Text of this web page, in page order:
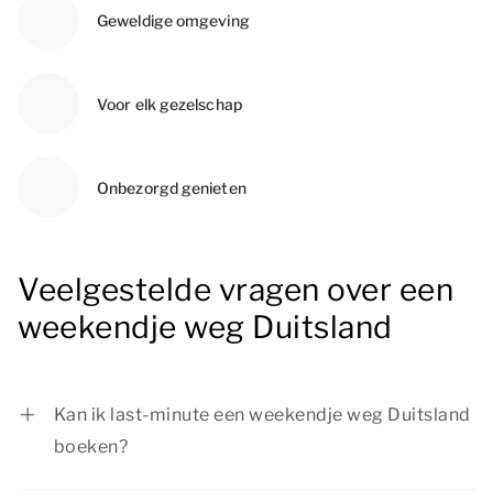
Geweldige omgeving
Voor elk gezelschap
Onbezorgd genieten
Veelgestelde vragen over een
weekendje weg Duitsland
Kan ik last-minute een weekendje weg Duitsland
boeken?